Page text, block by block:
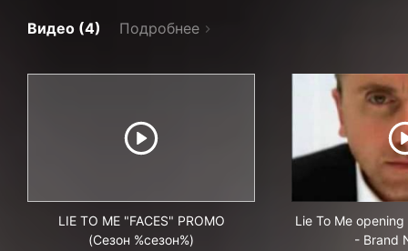
Видео (4) Подробнее
LIE TO ME "FACES" PROMO
(Сезон %сезон%)
Lie To Me
- Brand